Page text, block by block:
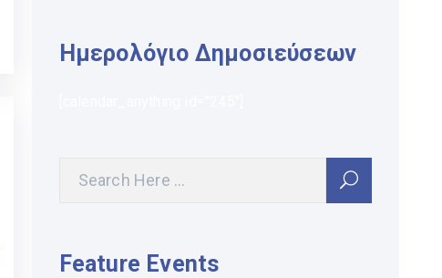
Ημερολόγιο Δημοσιεύσεων
Feature Events